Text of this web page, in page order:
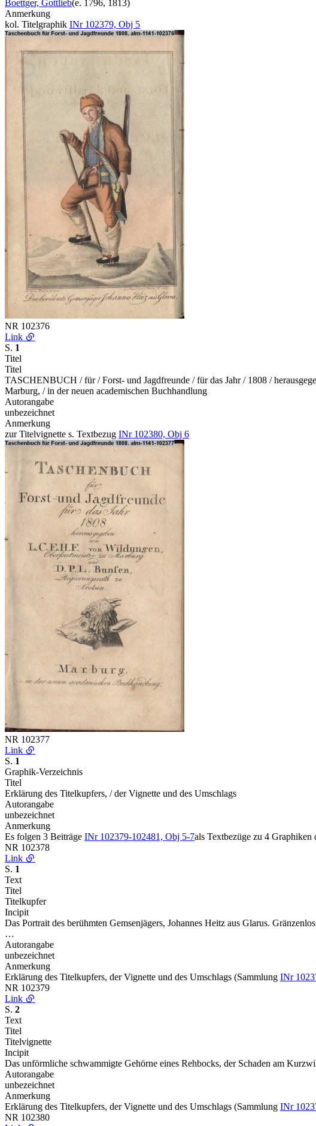
Boettger, Gottlieb(e. 1796, 1813)
Anmerkung
kol. Titelgraphik INr 102379, Obj 5
NR 102376
Link
S. 1
Titel
Titel
TASCHENBUCH / für / Forst- und Jagdfreunde / für das Jahr / 1808 /
Marburg, / in der neuen academischen Buchhandlung
Autorangabe
unbezeichnet
Anmerkung
zur Titelvignette s. Textbezug INr 102380, Obj 6
NR 102377
Link
S. 1
Graphik-Verzeichnis
Titel
Erklärung des Titelkupfers, / der Vignette und des Umschlags
Autorangabe
unbezeichnet
Anmerkung
Es folgen 3 Beiträge INr 102379-102481, Obj 5-7als Textbezüge zu 4 Graphiken
NR 102378
Link
S. 1
Text
Titel
Titelkupfer
Incipit
Das Portrait des berühmten Gemsenjägers, Johannes Heitz aus Glarus.
…
Autorangabe
unbezeichnet
Anmerkung
Erklärung des Titelkupfers, der Vignette und des Umschlags (Sammlung INr
NR 102379
Link
S. 2
Text
Titel
Titelvignette
Incipit
Das unförmliche schwammigte Gehörne eines Rehbocks, der Schaden am
Autorangabe
unbezeichnet
Anmerkung
Erklärung des Titelkupfers, der Vignette und des Umschlags (Sammlung INr
NR 102380